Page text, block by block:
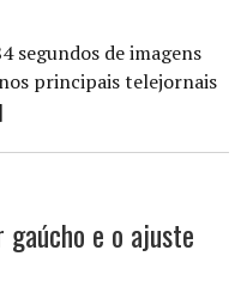
segundos de imagens
principais telejornais
gaúcho e o ajuste